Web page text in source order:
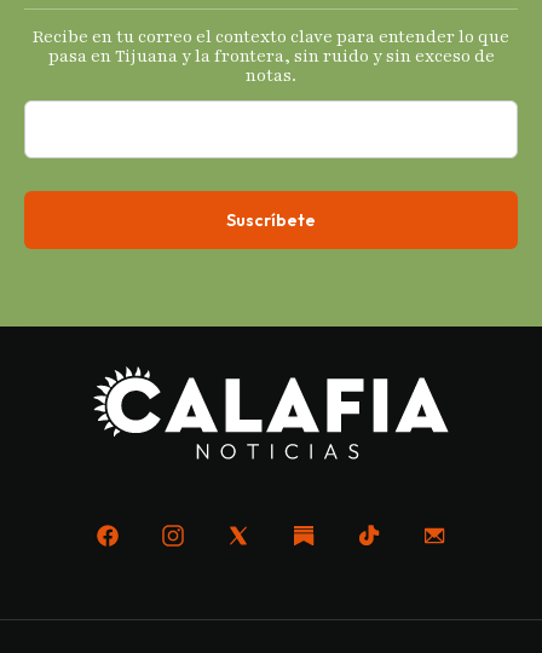
s
económicos.
Recibe en tu correo el contexto clave para entender lo que
pasa en Tijuana y la frontera, sin ruido y sin exceso de
notas.